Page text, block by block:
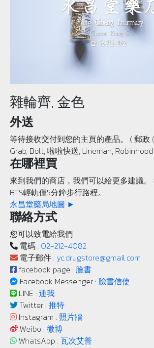
雜輪齊, 金色
外送
等待接收交付到您的主頁的產品。 ( 郵政
Grab, Bolt, 啦啦快送, Lineman, Robinhood
在哪裡買
來到我們的商店，我們可以給更多建議
BTS輕軌僅5分鐘步行路程。
永昌堂藥局地圖 ►
聯絡方式
您可以致電給我們
電碼 : 02-212-4082
電子郵件 : yc.drugstore@gmail.com
facebook page : 臉書
Facebook Messenger : 臉書信使
LINE : 連我
Twitter : 推特
Instagram : 照片牆
Weibo : 微博
WhatsApp : 瓦次艾普